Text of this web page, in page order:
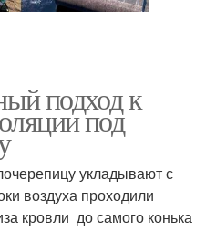
подход к
под
укладывают с
воздуха проходили
кровли до самого конька